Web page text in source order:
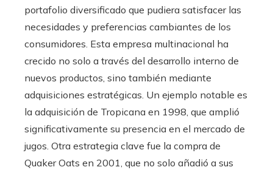
portafolio diversificado que pudiera satisfacer las
necesidades y preferencias cambiantes de los
consumidores. Esta empresa multinacional ha
crecido no solo a través del desarrollo interno de
nuevos productos, sino también mediante
adquisiciones estratégicas. Un ejemplo notable es
la adquisición de Tropicana en 1998, que amplió
significativamente su presencia en el mercado de
jugos. Otra estrategia clave fue la compra de
Quaker Oats en 2001, que no solo añadió a sus